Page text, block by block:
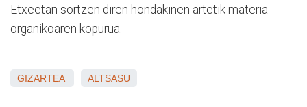
Etxeetan sortzen diren hondakinen artetik materia
organikoaren kopurua.
GIZARTEA ALTSASU